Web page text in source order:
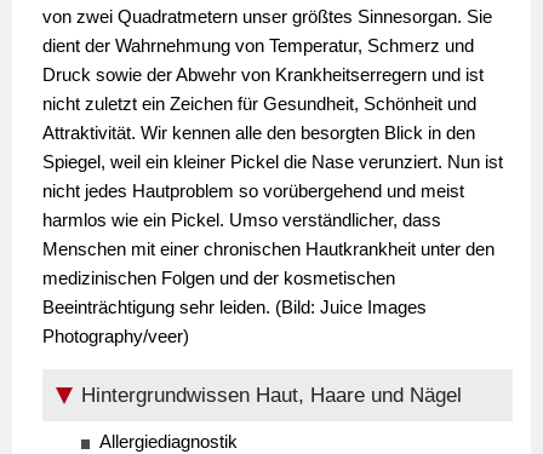
von zwei Quadratmetern unser größtes Sinnesorgan. Sie
dient der Wahrnehmung von Temperatur, Schmerz und
Druck sowie der Abwehr von Krankheitserregern und ist
nicht zuletzt ein Zeichen für Gesundheit, Schönheit und
Attraktivität. Wir kennen alle den besorgten Blick in den
Spiegel, weil ein kleiner Pickel die Nase verunziert. Nun ist
nicht jedes Hautproblem so vorübergehend und meist
harmlos wie ein Pickel. Umso verständlicher, dass
Menschen mit einer chronischen Hautkrankheit unter den
medizinischen Folgen und der kosmetischen
Beeinträchtigung sehr leiden. (Bild: Juice Images
Photography/veer)
Hintergrundwissen Haut, Haare und Nägel
Allergiediagnostik